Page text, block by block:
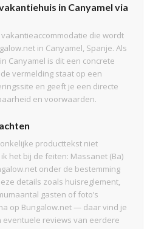
in Canyamel via
die wordt
in Canyamel, Spanje. Als
Canyamel is dit een concrete
vermelding staat op een
en geeft je een directe
en voorwaarden.
producttekst niet
het bij de feiten: Massanet (Ba)
onder de bestemming
details zoals huisreglement,
gasten of foto’s
op Bungalow.net — daar vind je
eventuele reviews van eerdere